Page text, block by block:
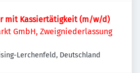
mit Kassiertätigkeit (m/w/d)
GmbH, Zweigniederlassung
Lerchenfeld, Deutschland